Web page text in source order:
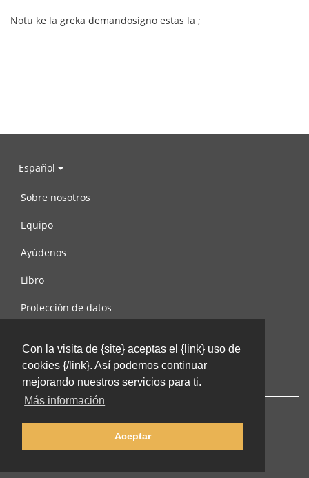
Con la visita de {site} aceptas el {link} uso de
cookies {/link}. Así podemos continuar
mejorando nuestros servicios para ti.
Más información
Aceptar
Notu ke la greka demandosigno estas la ;
Español
Sobre nosotros
Equipo
Ayúdenos
Libro
Protección de datos
Contáctenos
© 2002-2026 lernu.net |Impressum